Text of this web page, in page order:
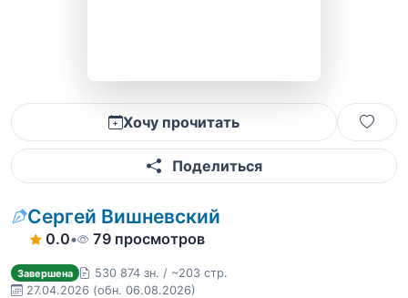
Хочу прочитать
Поделиться
Сергей Вишневский
0.0• 79 просмотров
Завершена
530 874 зн. / ~203 стр.
27.04.2026 (обн. 06.08.2026)